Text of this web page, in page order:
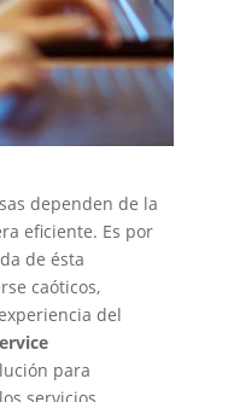
dependen de la
eficiente. Es por
de ésta
caóticos,
del
para